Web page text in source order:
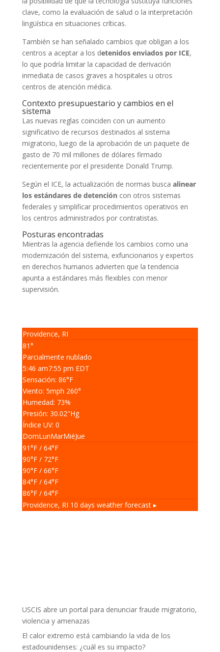
clave, como la evaluación de salud o la interpretación
lingüística en situaciones críticas.
También se han señalado cambios que obligan a los
centros a aceptar a los detenidos enviados por ICE,
lo que podría limitar la capacidad de derivación
inmediata de casos graves a hospitales u otros
centros de atención médica.
Contexto presupuestario y cambios en el
sistema
Las nuevas reglas coinciden con un aumento
significativo de recursos destinados al sistema
migratorio, luego de la aprobación de un paquete de
gasto de 70 mil millones de dólares firmado
recientemente por el presidente Donald Trump.
Según el ICE, la actualización de normas busca alinear
los estándares de detencióncon otros sistemas
federales y simplificar procedimientos operativos en
los centros administrados por contratistas.
Posturas encontradas
Mientras la agencia defiende los cambios como una
modernización del sistema, exfuncionarios y expertos
en derechos humanos advierten que la tendencia
apunta a estándares más flexibles con menor
supervisión.
Providence, RI
81°
Parcialmente nublado
5:46 am7:55 pm EDT
Sensación: 86°F
Viento: 5mph 260°
Humedad: 73%
Presión: 30.02"Hg
Índice UV: 0
DomLunMarMiéJue
91°F/ 64°F
90°F/ 72°F
90°F/ 66°F
84°F/ 64°F
86°F/ 64°F
Providence, RI 10 days weather forecast ▸
USCIS abre un portal para denunciar fraude migratorio,
violencia y amenazas
El calor extremo está cambiando la vida de los
estadounidenses: ¿cuál es su impacto?